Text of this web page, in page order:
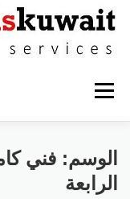
التجاوز إلى المحتوى
القائمة
كاميرات مراقبة حولي
الوسم: فني
الرابعة